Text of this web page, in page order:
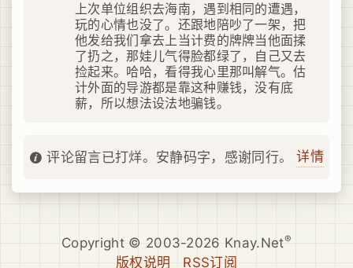
上次单位组织去海南，遇到相同的遭遇，
玩的心情也没了。还跟地陪吵了一架，把
他发给我们拿去上当计费的牌牌当他面揉
了扔之，那娃儿气得脸都绿了，自己又去
捡起来。哈哈，看得我心里那叫解气。估
计外面的导游都是靠这种赚钱，没有底
薪，所以想法设法地骗钱。
评论留言已打烊。安静码字，感谢同行。 详情
Copyright © 2003-2026 Knay.Net®
版权说明 RSS订阅